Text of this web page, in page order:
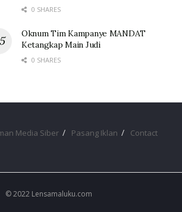
0 SHARES
Oknum Tim Kampanye MANDAT
Ketangkap Main Judi
0 SHARES
Media Siber Pasang Iklan Contact
© 2022 Lensamaluku.com